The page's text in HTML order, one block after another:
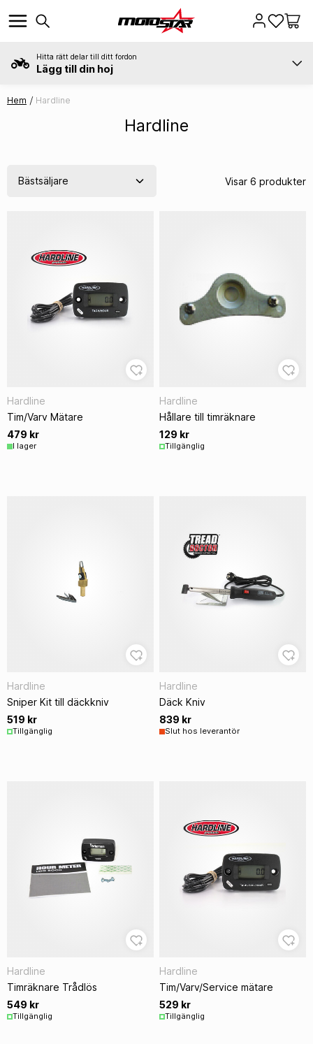
Hitta rätt delar till ditt fordon
Lägg till din hoj
Hem Hardline
Hardline
Visar 6 produkter
Hardline
Tim/Varv Mätare
479 kr
I lager
Hardline
Hållare till timräknare
129 kr
Tillgänglig
Hardline
Sniper Kit till däckkniv
519 kr
Tillgänglig
Hardline
Däck Kniv
839 kr
Slut hos leverantör
Hardline
Timräknare Trådlös
549 kr
Tillgänglig
Hardline
Tim/Varv/Service mätare
529 kr
Tillgänglig